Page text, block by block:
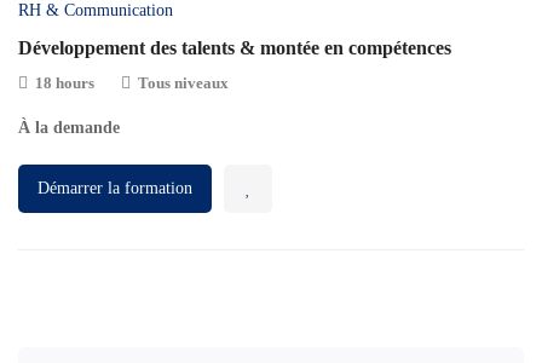
RH & Communication
Développement des talents & montée en compétences
18 hours Tous niveaux
À la demande
Démarrer la formation